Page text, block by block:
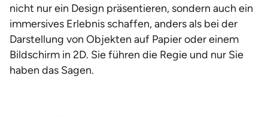
nicht nur ein Design präsentieren, sondern auch ein
immersives Erlebnis schaffen, anders als bei der
Darstellung von Objekten auf Papier oder einem
Bildschirm in 2D. Sie führen die Regie und nur Sie
haben das Sagen.